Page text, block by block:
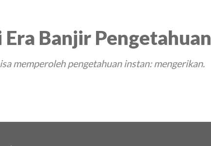
Banjir Pengetahuan
memperoleh pengetahuan instan: mengerikan.